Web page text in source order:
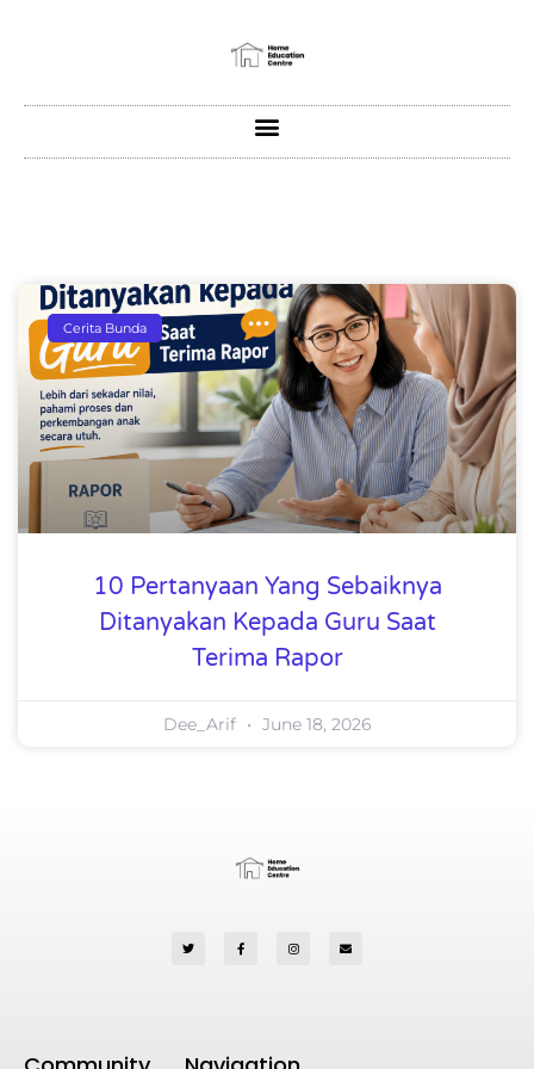
Cerita Bunda
10 Pertanyaan Yang Sebaiknya
Ditanyakan Kepada Guru Saat
Terima Rapor
Dee_Arif June 18, 2026